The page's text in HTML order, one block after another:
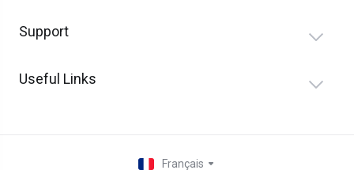
Support
Useful Links
Français